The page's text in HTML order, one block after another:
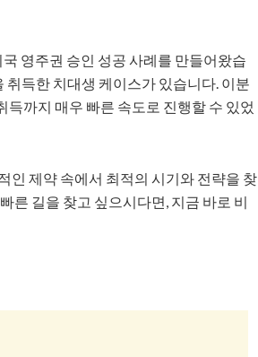
영주권 승인 성공 사례를 만들어왔습
득한 치대생 케이스가 있습니다. 이분
까지 매우 빠른 속도로 진행할 수 있었
인 제약 속에서 최적의 시기와 전략을 찾
른 길을 찾고 싶으시다면, 지금 바로 비